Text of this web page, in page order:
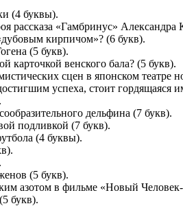
(4 буквы).
рассказа «Гамбринус» Александра
кирпичом»? (6 букв).
(5 букв).
карточкой венского бала? (5 букв).
сцен в японском театре
успеха, стоит гордящаяся
дельфина (7 букв).
подливкой (7 букв).
(4 буквы).
(5 букв).
азотом в фильме «Новый
букв).